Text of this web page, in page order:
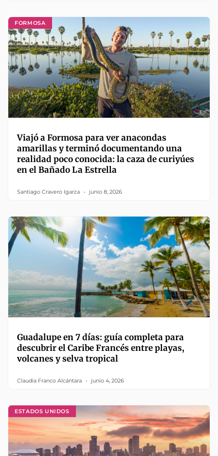
FORMOSA
Viajó a Formosa para ver anacondas
amarillas y terminó documentando una
realidad poco conocida: la caza de curiyúes
en el Bañado La Estrella
Santiago Cravero Igarza junio 8, 2026
Guadalupe en 7 días: guía completa para
descubrir el Caribe Francés entre playas,
volcanes y selva tropical
Claudia Franco Alcántara junio 4, 2026
ESTADOS UNIDOS